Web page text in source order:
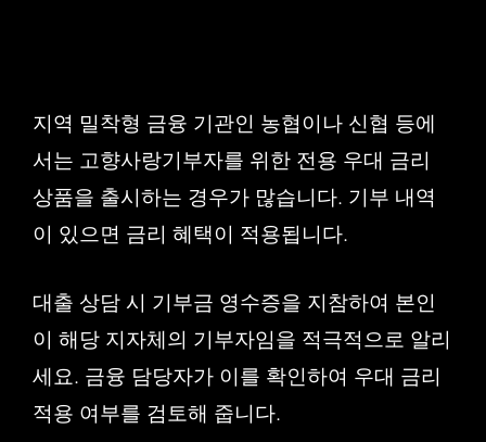
지역 밀착형 금융 기관인 농협이나 신협 등에
서는 고향사랑기부자를 위한 전용 우대 금리
상품을 출시하는 경우가 많습니다. 기부 내역
이 있으면 금리 혜택이 적용됩니다.
대출 상담 시 기부금 영수증을 지참하여 본인
이 해당 지자체의 기부자임을 적극적으로 알리
세요. 금융 담당자가 이를 확인하여 우대 금리
적용 여부를 검토해 줍니다.